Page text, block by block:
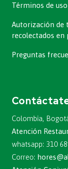
Términos de
Autorización de
recolectados en
Preguntas
Colombia,
Atención
whatsapp: 310
Correo: